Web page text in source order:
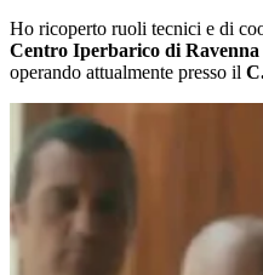
Ho ricoperto ruoli tecnici e di
Centro Iperbarico di Ravenna
operando attualmente presso il